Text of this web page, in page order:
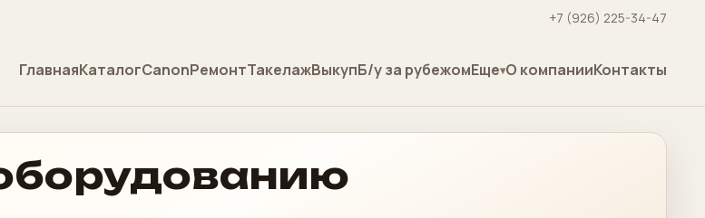
+7 (926) 225-34-47
ГлавнаяКаталогCanonРемонтТакелажВыкупБ/у за рубежомЕще О компанииКонтакты